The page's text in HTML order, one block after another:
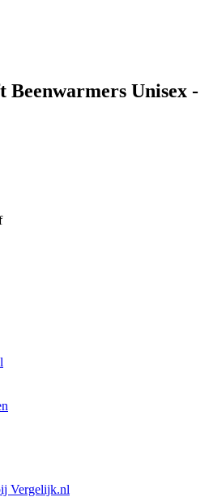
Beenwarmers Unisex -
Vergelijk.nl